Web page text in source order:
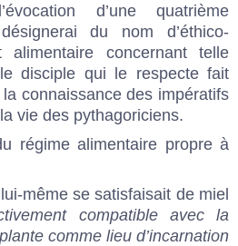
d’une quatrième
du nom d’éthico-
alimentaire concernant telle
disciple qui le respecte fait
connaissance des impératifs
vie des pythagoriciens.
régime alimentaire propre à
même se satisfaisait de miel
compatible avec la
comme lieu d’incarnation